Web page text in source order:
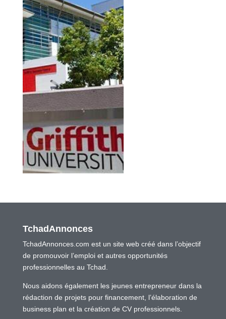
TchadAnnonces
TchadAnnonces.com est un site web créé dans l’objectif
de promouvoir l’emploi et autres opportunités
professionnelles au Tchad.
Nous aidons également les jeunes entrepreneur dans la
rédaction de projets pour financement, l’élaboration de
business plan et la création de CV professionnels.